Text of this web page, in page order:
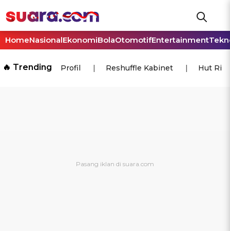
HomeNasionalEkonomiBolaOtomotifEntertainment
🔥 Trending Profil Reshuffle Kabinet Hut Ri